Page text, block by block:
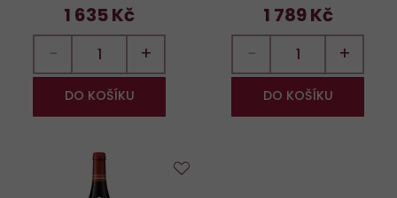
1 635 Kč
− +
DO KOŠÍKU
1 789 Kč
− +
DO KOŠÍKU